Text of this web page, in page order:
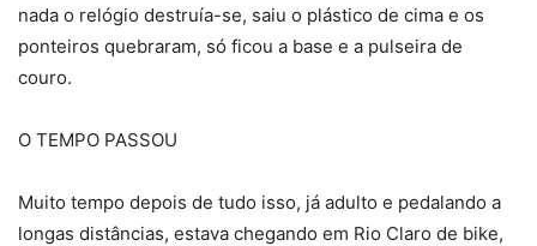
nada o relógio destruía-se, saiu o plástico de cima e os
ponteiros quebraram, só ficou a base e a pulseira de
couro.
O TEMPO PASSOU
Muito tempo depois de tudo isso, já adulto e pedalando a
longas distâncias, estava chegando em Rio Claro de bike,